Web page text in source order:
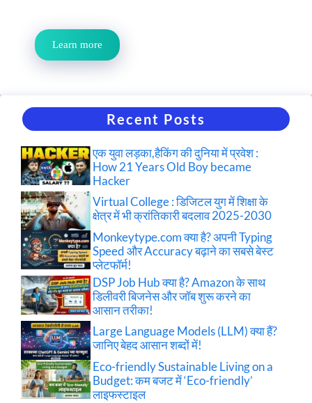
Learn more
Recent Posts
एक युवा लड़का,हैकिंग की दुनिया में प्रवेश :
How 21 Years Old Boy became
Hacker
Virtual College : डिजिटल युग में शिक्षा के
क्षेत्र में भी क्रांतिकारी बदलाव 2025-2030
Monkeytype.com क्या है? अपनी Typing
Speed और Accuracy बढ़ाने का सबसे बेस्ट
प्लेटफॉर्म!
DSP Job Hub क्या है? Amazon के साथ
डिलीवरी बिजनेस और जॉब शुरू करने का
आसान तरीका!
Large Language Models (LLM) क्या हैं?
जानिए बेहद आसान शब्दों में!
Eco-friendly Sustainable Living on a
Budget: कम बजट में ‘Eco-friendly’
लाइफस्टाइल